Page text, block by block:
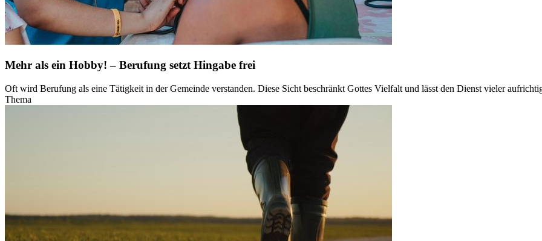
Mehr als ein Hobby! – Berufung setzt Hingabe frei
Oft wird Berufung als eine Tätigkeit in der Gemeinde verstanden. Diese Sicht beschränkt Gottes Vielfalt und lässt den Dienst vieler
Thema